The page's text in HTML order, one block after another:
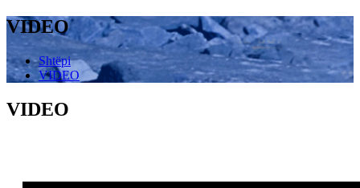
VIDEO
Shtëpi
VIDEO
VIDEO